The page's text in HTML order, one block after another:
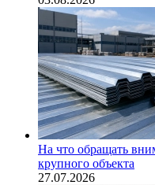
На что обращать
крупного объекта
27.07.2026